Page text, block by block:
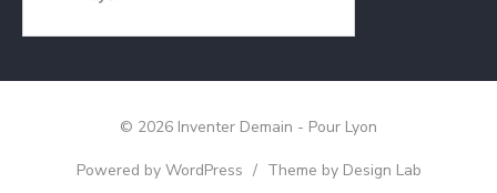
© 2026 Inventer Demain - Pour Lyon
Powered by WordPress / Theme by Design Lab